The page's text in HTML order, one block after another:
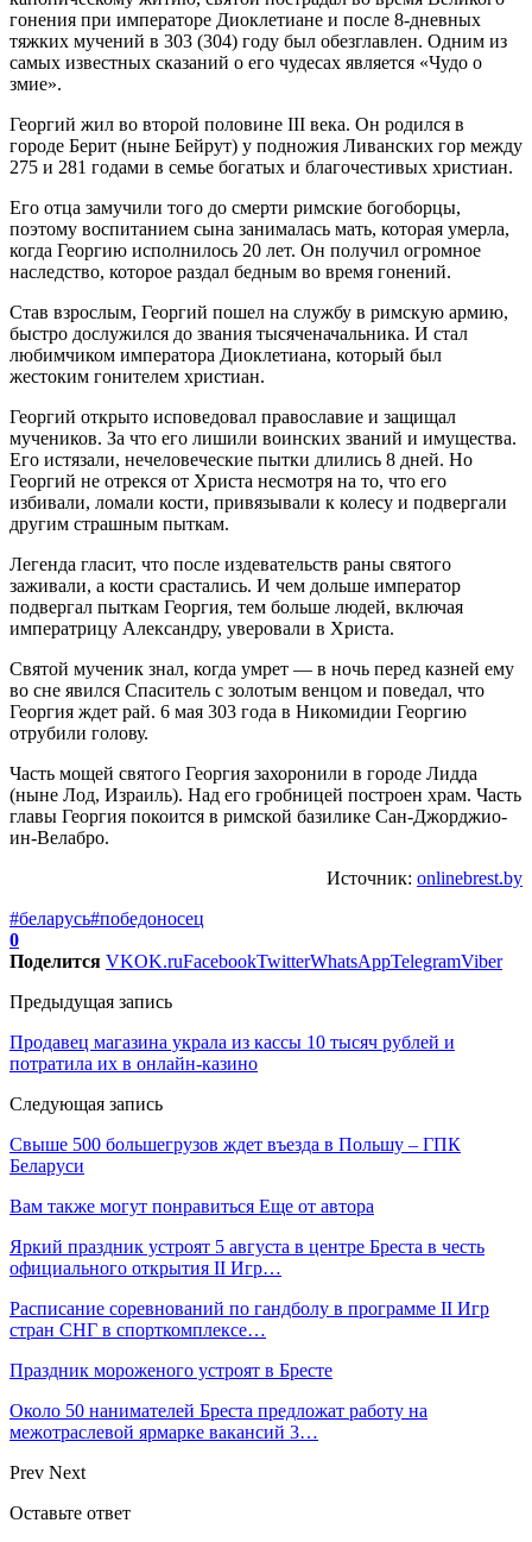
гонения при императоре Диоклетиане и после 8-дневных
тяжких мучений в 303 (304) году был обезглавлен. Одним из
самых известных сказаний о его чудесах является «Чудо о
змие».
Георгий жил во второй половине III века. Он родился в
городе Берит (ныне Бейрут) у подножия Ливанских гор между
275 и 281 годами в семье богатых и благочестивых христиан.
Его отца замучили того до смерти римские богоборцы,
поэтому воспитанием сына занималась мать, которая умерла,
когда Георгию исполнилось 20 лет. Он получил огромное
наследство, которое раздал бедным во время гонений.
Став взрослым, Георгий пошел на службу в римскую армию,
быстро дослужился до звания тысяченачальника. И стал
любимчиком императора Диоклетиана, который был
жестоким гонителем христиан.
Георгий открыто исповедовал православие и защищал
мучеников. За что его лишили воинских званий и имущества.
Его истязали, нечеловеческие пытки длились 8 дней. Но
Георгий не отрекся от Христа несмотря на то, что его
избивали, ломали кости, привязывали к колесу и подвергали
другим страшным пыткам.
Легенда гласит, что после издевательств раны святого
заживали, а кости срастались. И чем дольше император
подвергал пыткам Георгия, тем больше людей, включая
императрицу Александру, уверовали в Христа.
Святой мученик знал, когда умрет — в ночь перед казней ему
во сне явился Спаситель с золотым венцом и поведал, что
Георгия ждет рай. 6 мая 303 года в Никомидии Георгию
отрубили голову.
Часть мощей святого Георгия захоронили в городе Лидда
(ныне Лод, Израиль). Над его гробницей построен храм. Часть
главы Георгия покоится в римской базилике Сан-Джорджио-
ин-Велабро.
Источник: onlinebrest.by
#беларусь#победоносец
0
Поделится VKOK.ruFacebookTwitterWhatsAppTelegramViber
Предыдущая запись
Продавец магазина украла из кассы 10 тысяч рублей и
потратила их в онлайн-казино
Следующая запись
Свыше 500 большегрузов ждет въезда в Польшу – ГПК
Беларуси
Вам также могут понравиться Еще от автора
Яркий праздник устроят 5 августа в центре Бреста в честь
официального открытия II Игр…
Расписание соревнований по гандболу в программе II Игр
стран СНГ в спорткомплексе…
Праздник мороженого устроят в Бресте
Около 50 нанимателей Бреста предложат работу на
межотраслевой ярмарке вакансий 3…
Prev Next
Оставьте ответ